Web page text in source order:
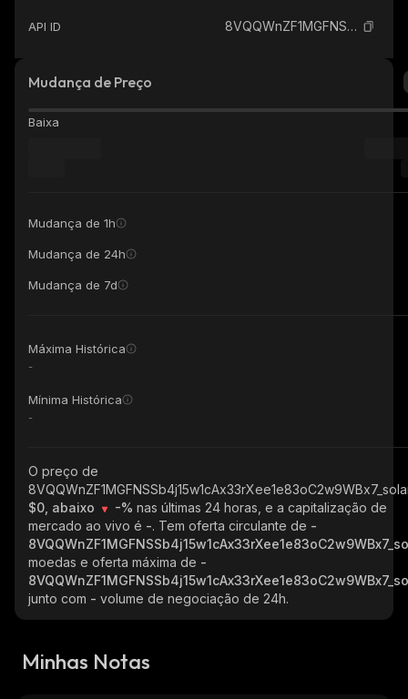
API ID 8VQQWnZF1MGFNSSb4j15w1cAx33rXee1e83oC2w9WBx7_solana
Mudança de Preço
Baixa
Mudança de 1h
Mudança de 24h
Mudança de 7d
Máxima Histórica
-
Mínima Histórica
-
O preço de
$0, abaixo
-% nas últimas 24 horas, e a capitalização de
mercado ao vivo é -. Tem oferta circulante de -
moedas e oferta máxima de -
junto com - volume de negociação de 24h.
Minhas Notas